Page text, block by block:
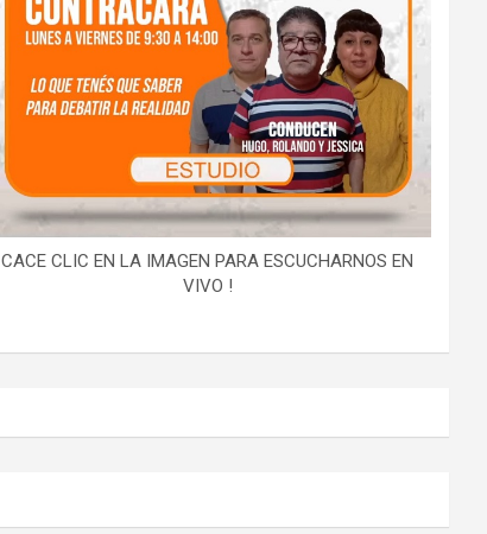
CACE CLIC EN LA IMAGEN PARA ESCUCHARNOS EN
VIVO !